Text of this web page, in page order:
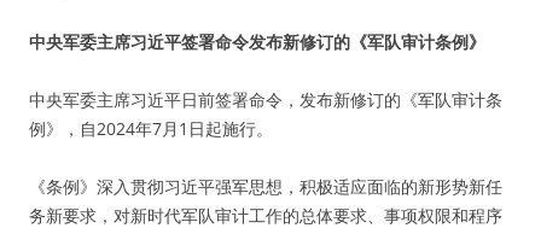
中央军委主席习近平签署命令发布新修订的《军队审计条例》
中央军委主席习近平日前签署命令，发布新修订的《军队审计条
例》，自2024年7月1日起施行。
《条例》深入贯彻习近平强军思想，积极适应面临的新形势新任
务新要求，对新时代军队审计工作的总体要求、事项权限和程序